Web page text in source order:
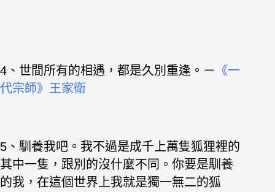
4、世間所有的相遇，都是久別重逢。－ 《一
代宗師》王家衛
5、馴養我吧。我不過是成千上萬隻狐狸裡的
其中一隻，跟別的沒什麼不同。你要是馴養
的我，在這個世界上我就是獨一無二的狐